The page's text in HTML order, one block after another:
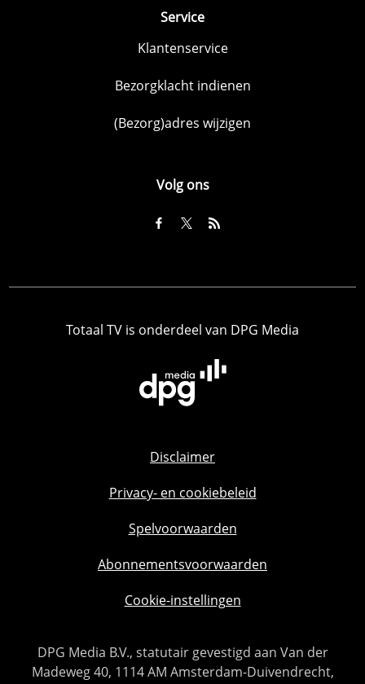
Service
Klantenservice
Bezorgklacht indienen
(Bezorg)adres wijzigen
Volg ons
Totaal TV is onderdeel van DPG Media
Disclaimer
Privacy- en cookiebeleid
Spelvoorwaarden
Abonnementsvoorwaarden
Cookie-instellingen
DPG Media B.V., statutair gevestigd aan Van der
Madeweg 40, 1114 AM Amsterdam-Duivendrecht,